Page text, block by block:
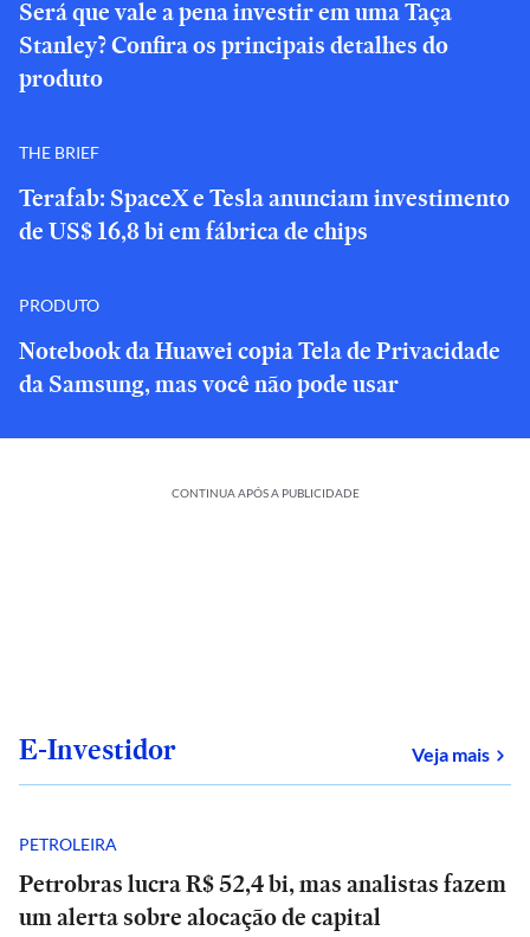
Será que vale a pena investir em uma Taça
Stanley? Confira os principais detalhes do
produto
THE BRIEF
Terafab: SpaceX e Tesla anunciam investimento
de US$ 16,8 bi em fábrica de chips
PRODUTO
Notebook da Huawei copia Tela de Privacidade
da Samsung, mas você não pode usar
CONTINUA APÓS A PUBLICIDADE
E-Investidor Veja mais
PETROLEIRA
Petrobras lucra R$ 52,4 bi, mas analistas fazem
um alerta sobre alocação de capital